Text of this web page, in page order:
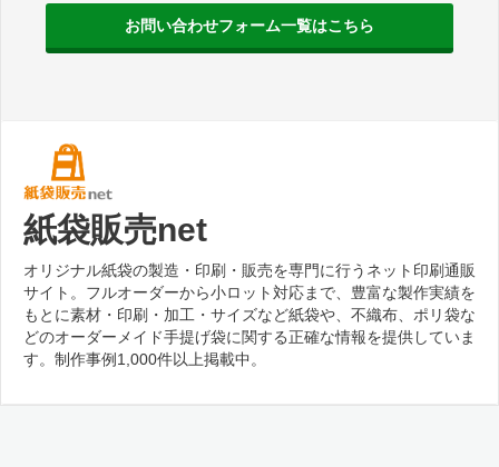
お問い合わせフォーム一覧はこちら
紙袋販売net
オリジナル紙袋の製造・印刷・販売を専門に行うネット印刷通販
サイト。フルオーダーから小ロット対応まで、豊富な製作実績を
もとに素材・印刷・加工・サイズなど紙袋や、不織布、ポリ袋な
どのオーダーメイド手提げ袋に関する正確な情報を提供していま
す。制作事例1,000件以上掲載中。